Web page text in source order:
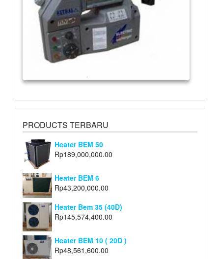
PRODUCTS TERBARU
Heater BEM 50
Rp189,000,000.00
Heater BEM 6
Rp43,200,000.00
Heater Bem 35 (40D)
Rp145,574,400.00
Heater BEM 10 ( 20D )
Rp48,561,600.00